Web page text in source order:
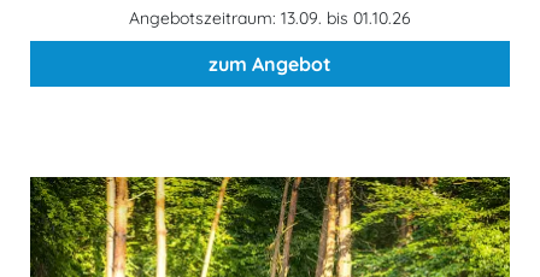
Angebotszeitraum: 13.09. bis 01.10.26
zum Angebot